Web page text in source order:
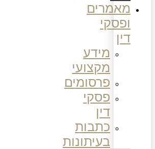
מאמרים
ופסקי
דין
מידע
מקצועי
פרסומים
פסקי
דין
כתבות
בעיתונות